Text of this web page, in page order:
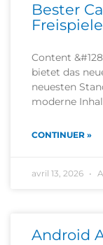
Bester
Content
bietet das
neuesten
moderne
CONTINUER »
avril 13, 2026
Android